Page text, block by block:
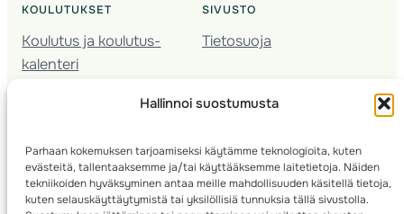
Hallinnoi suostumusta
Parhaan kokemuksen tarjoamiseksi käytämme teknologioita, kuten
evästeitä, tallentaaksemme ja/tai käyttääksemme laitetietoja. Näiden
tekniikoiden hyväksyminen antaa meille mahdollisuuden käsitellä tietoja,
kuten selauskäyttäytymistä tai yksilöllisiä tunnuksia tällä sivustolla.
KOULUTUKSET
Koulutus ja koulutus­
kalenteri
Seura­kehittäminen
Kartoitus
Ratamestari
SIVUSTO
Tietosuoja